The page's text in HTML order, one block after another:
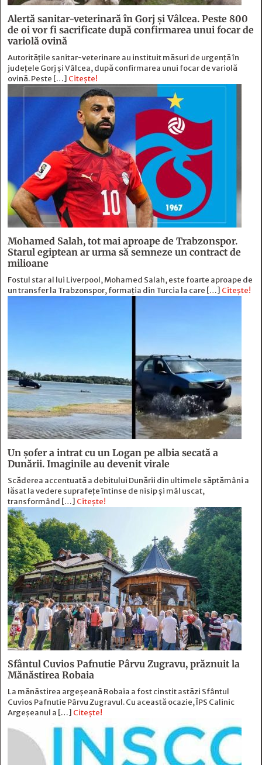
Alertă sanitar-veterinară în Gorj și Vâlcea. Peste 800
de oi vor fi sacrificate după confirmarea unui focar de
variolă ovină
Autoritățile sanitar-veterinare au instituit măsuri de urgență în
județele Gorj și Vâlcea, după confirmarea unui focar de variolă
ovină. Peste […] Citește!
Mohamed Salah, tot mai aproape de Trabzonspor.
Starul egiptean ar urma să semneze un contract de
milioane
Fostul star al lui Liverpool, Mohamed Salah, este foarte aproape de
un transfer la Trabzonspor, formația din Turcia la care […] Citește!
Un șofer a intrat cu un Logan pe albia secată a
Dunării. Imaginile au devenit virale
Scăderea accentuată a debitului Dunării din ultimele săptămâni a
lăsat la vedere suprafețe întinse de nisip și mâl uscat,
transformând […] Citește!
Sfântul Cuvios Pafnutie Pârvu Zugravu, prăznuit la
Mănăstirea Robaia
La mănăstirea argeșeană Robaia a fost cinstit astăzi Sfântul
Cuvios Pafnutie Pârvu Zugravul. Cu această ocazie, ÎPS Calinic
Argeșeanul a […] Citește!